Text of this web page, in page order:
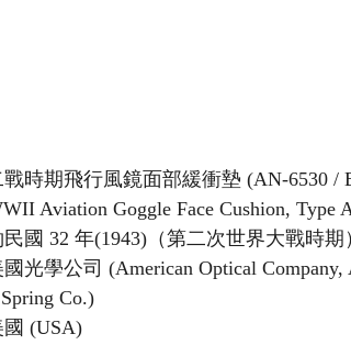
戰時期飛行風鏡面部緩衝墊 (AN-6530 /
Aviation Goggle Face Cushion, Type
國 32 年(1943)（第二次世界大戰時期
國光學公司 (American Optical
Co.)
國 (USA)